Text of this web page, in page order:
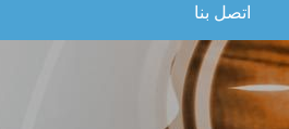
اتصل بنا